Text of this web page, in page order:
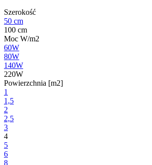
Szerokość
50 cm
100 cm
Moc W/m2
60W
80W
140W
220W
Powierzchnia [m2]
1
1,5
2
2,5
3
4
5
6
8